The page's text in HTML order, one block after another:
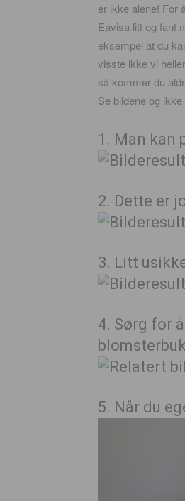
er ikke alene! For
Eavisa litt og fant
eksempel at du
visste ikke vi
så kommer du
Se bildene og
1. Man kan
2. Dette er
3. Litt
4. Sørg for
5. Når du